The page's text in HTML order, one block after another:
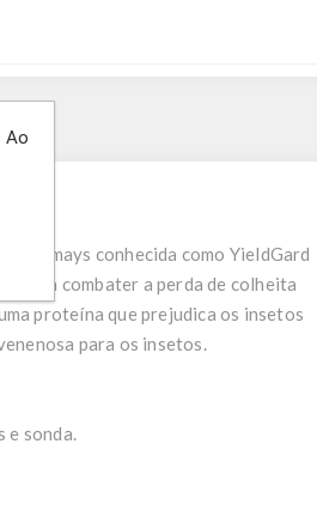
mays conhecida como YieldGard
para combater a perda de colheita
proteína que prejudica os insetos
para os insetos.
e sonda.
Ao